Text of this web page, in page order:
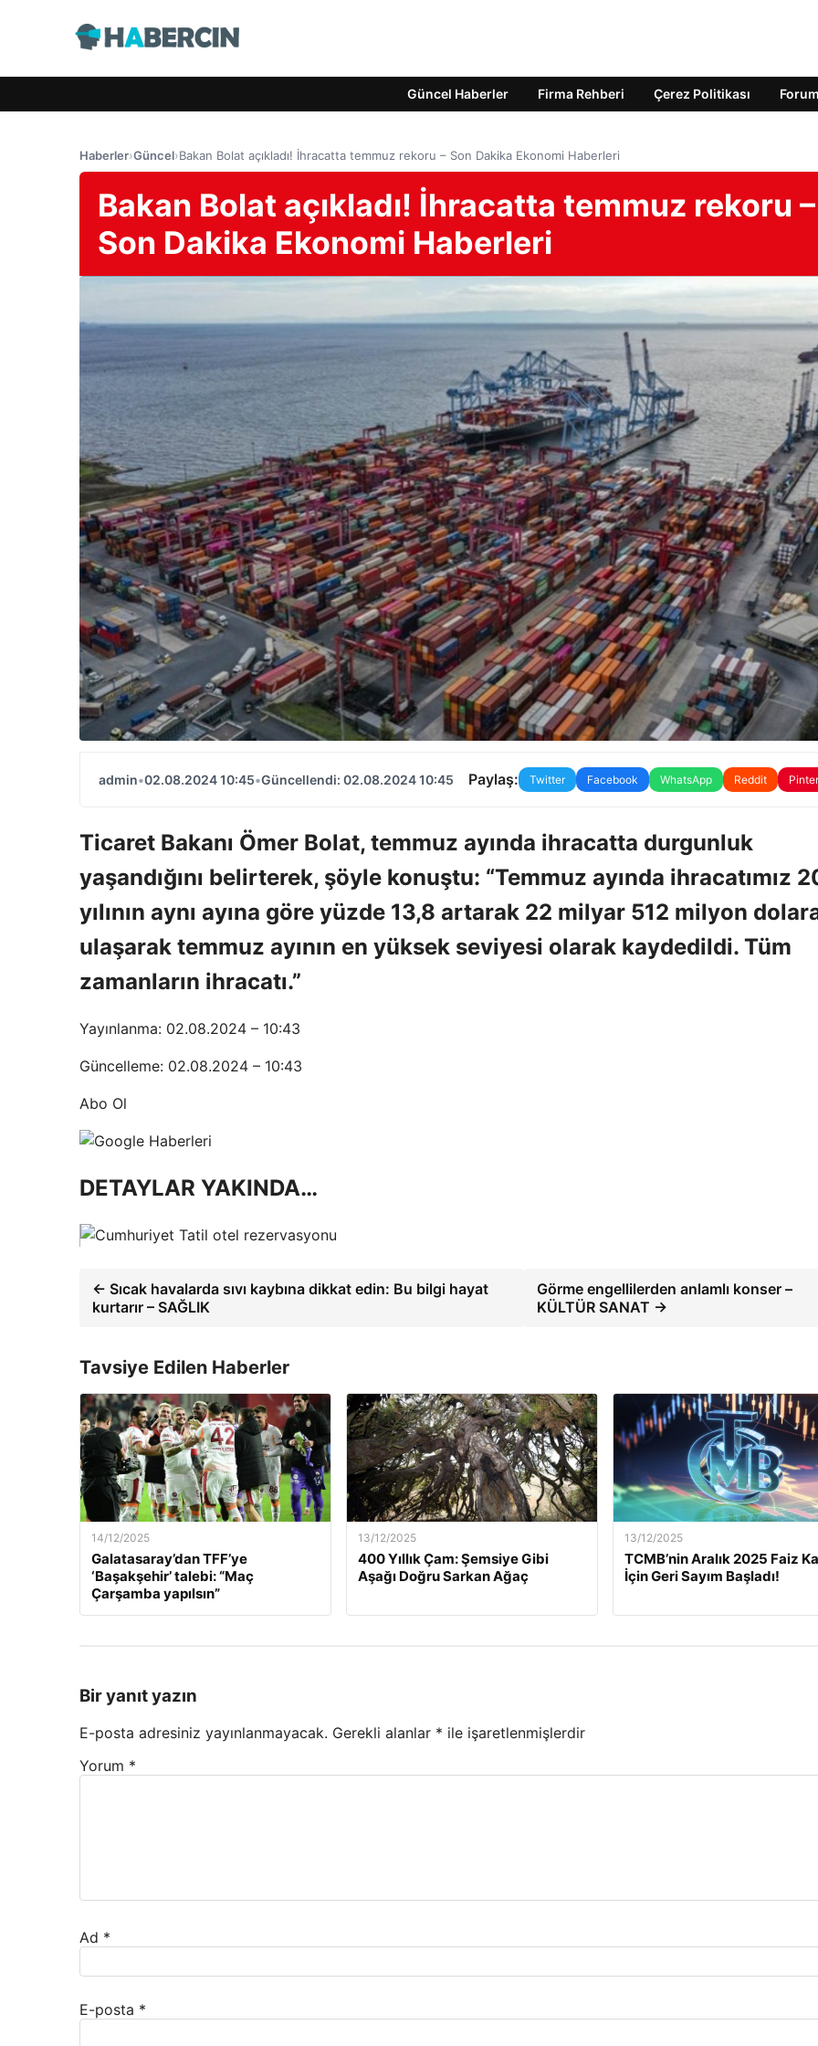
Güncel Haberler Firma Rehberi Çerez Politikası Forum
Haberler›Güncel›Bakan Bolat açıkladı! İhracatta temmuz rekoru – Son Dakika Ekonomi Haberleri
Bakan Bolat açıkladı! İhracatta temmuz rekoru –
Son Dakika Ekonomi Haberleri
admin•02.08.2024 10:45•Güncellendi: 02.08.2024 10:45 Paylaş: Twitter Facebook WhatsApp Reddit
Ticaret Bakanı Ömer Bolat, temmuz ayında ihracatta durgunluk
yaşandığını belirterek, şöyle konuştu: “Temmuz ayında ihracatımız
yılının aynı ayına göre yüzde 13,8 artarak 22 milyar 512 milyon
ulaşarak temmuz ayının en yüksek seviyesi olarak kaydedildi. Tüm
zamanların ihracatı.”
Yayınlanma: 02.08.2024 – 10:43
Güncelleme: 02.08.2024 – 10:43
Abo Ol
DETAYLAR YAKINDA…
← Sıcak havalarda sıvı kaybına dikkat edin: Bu bilgi hayat
kurtarır – SAĞLIK
Görme engellilerden anlamlı konser –
KÜLTÜR SANAT →
Tavsiye Edilen Haberler
14/12/2025
Galatasaray’dan TFF’ye
‘Başakşehir’ talebi: “Maç
Çarşamba yapılsın”
13/12/2025
400 Yıllık Çam: Şemsiye Gibi
Aşağı Doğru Sarkan Ağaç
13/12/2025
TCMB’nin Aralık 2025 Faiz
İçin Geri Sayım Başladı!
Bir yanıt yazın
E-posta adresiniz yayınlanmayacak. Gerekli alanlar * ile işaretlenmişlerdir
Yorum *
Ad *
E-posta *